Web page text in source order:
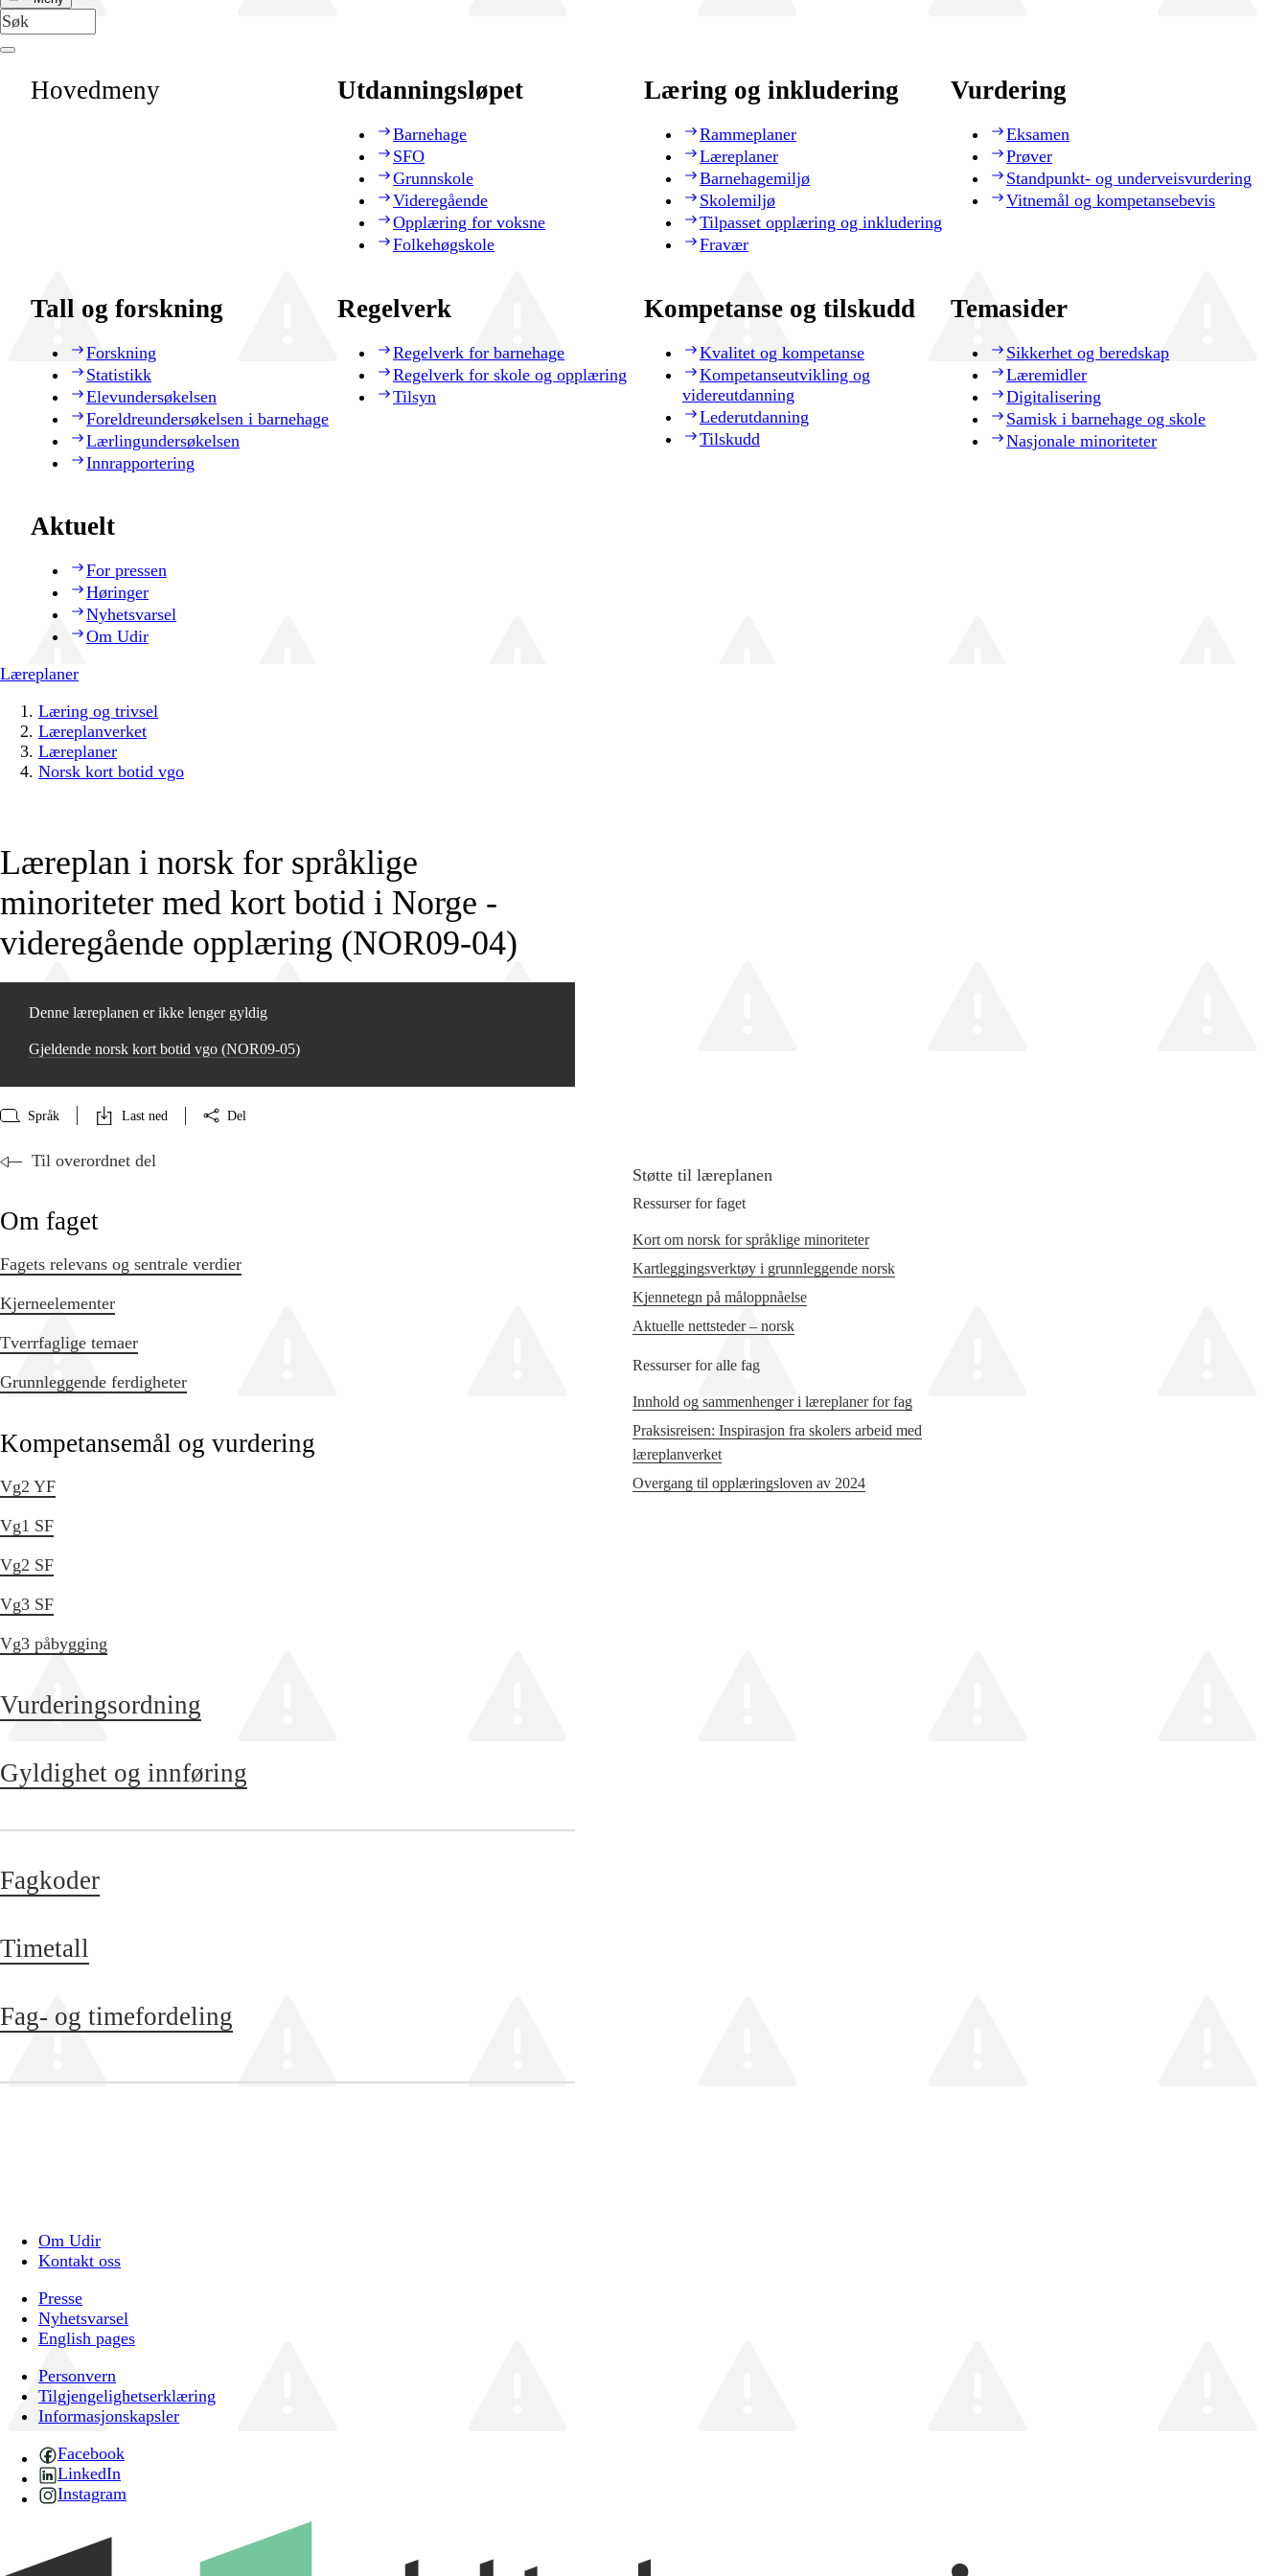
Hovedmeny Utdanningsløpet
Barnehage
SFO
Grunnskole
Videregående
Opplæring for voksne
Folkehøgskole
Læring og inkludering
Rammeplaner
Læreplaner
Barnehagemiljø
Skolemiljø
Tilpasset opplæring og inkludering
Fravær
Vurdering
Eksamen
Prøver
Standpunkt- og underveisvurdering
Vitnemål og kompetansebevis
Tall og forskning
Forskning
Statistikk
Elevundersøkelsen
Foreldreundersøkelsen i barnehage
Lærlingundersøkelsen
Innrapportering
Regelverk
Regelverk for barnehage
Regelverk for skole og opplæring
Tilsyn
Kompetanse og tilskudd
Kvalitet og kompetanse
Kompetanseutvikling og
videreutdanning
Lederutdanning
Tilskudd
Temasider
Sikkerhet og beredskap
Læremidler
Digitalisering
Samisk i barnehage og skole
Nasjonale minoriteter
Aktuelt
For pressen
Høringer
Nyhetsvarsel
Om Udir
Læreplaner
Læring og trivsel
Læreplanverket
Læreplaner
Norsk kort botid vgo
Læreplan i norsk for språklige
minoriteter med kort botid i Norge -
videregående opplæring (NOR09‑04)
Denne læreplanen er ikke lenger gyldig
Gjeldende norsk kort botid vgo (NOR09‑05)
Språk Last ned Del
Til overordnet del
Om faget
Fagets relevans og sentrale verdier
Kjerneelementer
Tverrfaglige temaer
Grunnleggende ferdigheter
Kompetansemål og vurdering
Vg2 YF
Vg1 SF
Vg2 SF
Vg3 SF
Vg3 påbygging
Vurderingsordning
Gyldighet og innføring
Fagkoder
Timetall
Fag- og timefordeling
Støtte til læreplanen
Ressurser for faget
Kort om norsk for språklige minoriteter
Kartleggingsverktøy i grunnleggende norsk
Kjennetegn på måloppnåelse
Aktuelle nettsteder – norsk
Ressurser for alle fag
Innhold og sammenhenger i læreplaner for fag
Praksisreisen: Inspirasjon fra skolers arbeid med
læreplanverket
Overgang til opplæringsloven av 2024
Om Udir
Kontakt oss
Presse
Nyhetsvarsel
English pages
Personvern
Tilgjengelighetserklæring
Informasjonskapsler
Facebook
LinkedIn
Instagram